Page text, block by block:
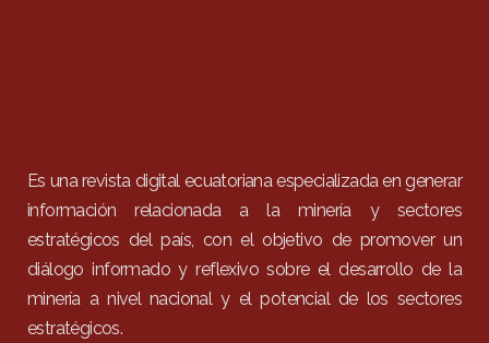
Es una revista digital ecuatoriana especializada en generar
información relacionada a la minería y sectores
estratégicos del país, con el objetivo de promover un
diálogo informado y reflexivo sobre el desarrollo de la
minería a nivel nacional y el potencial de los sectores
estratégicos.